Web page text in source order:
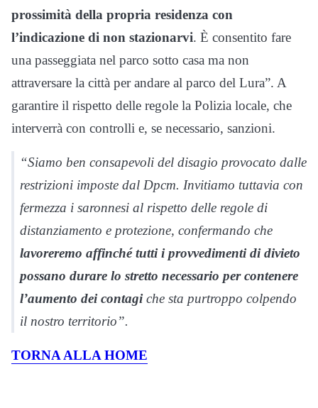
prossimità della propria residenza con
l’indicazione di non stazionarvi. È consentito fare
una passeggiata nel parco sotto casa ma non
attraversare la città per andare al parco del Lura”. A
garantire il rispetto delle regole la Polizia locale, che
interverrà con controlli e, se necessario, sanzioni.
“Siamo ben consapevoli del disagio provocato dalle
restrizioni imposte dal Dpcm. Invitiamo tuttavia con
fermezza i saronnesi al rispetto delle regole di
distanziamento e protezione, confermando che
lavoreremo affinché tutti i provvedimenti di divieto
possano durare lo stretto necessario per contenere
l’aumento dei contagiche sta purtroppo colpendo
il nostro territorio”.
TORNA ALLA HOME